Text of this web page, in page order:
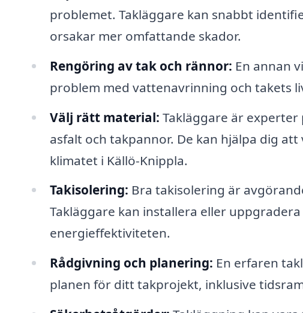
problemet. Takläggare kan snabbt
orsakar mer omfattande skador.
Rengöring av tak och rännor: En annan
problem med vattenavrinning och takets
Välj rätt material: Takläggare är
asfalt och takpannor. De kan hjälpa dig
klimatet i Källö-Knippla.
Takisolering: Bra takisolering är
Takläggare kan installera eller
energieffektiviteten.
Rådgivning och planering: En erfaren
planen för ditt takprojekt, inklusive